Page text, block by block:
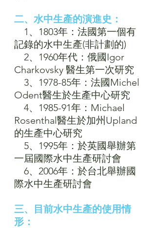
二、水中生產的演進史：
1、1803年：法國第一個有
記錄的水中生產(非計劃的)
2、1960年代：俄國Igor
Charkovsky 醫生第一次研究
3、1978-85年：法國Michel
Odent醫生於生產中心研究
4、1985-91年：Michael
Rosenthal醫生於加州Upland
的生產中心研究
5、1995年：於英國舉辦第
一屆國際水中生產研討會
6、2006年：於台北舉辦國
際水中生產研討會
三、目前水中生產的使用情
形：